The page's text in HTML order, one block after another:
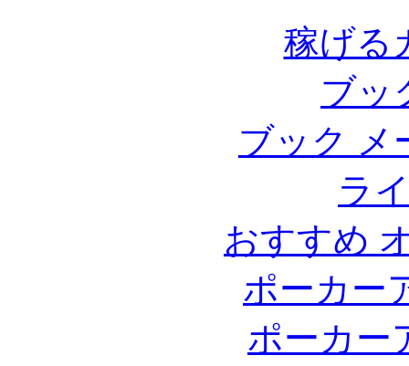
稼げる
ブッ
ブック メ
ラ
おすすめ
ポーカー
ポーカー